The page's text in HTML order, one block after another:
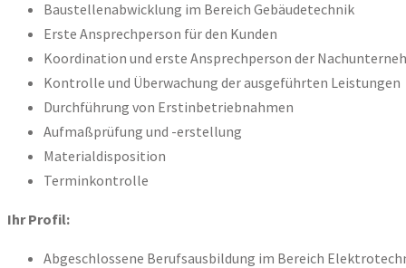
Baustellenabwicklung im Bereich Gebäudetechnik
Erste Ansprechperson für den Kunden
Koordination und erste Ansprechperson der
Kontrolle und Überwachung der ausgeführten Leistungen
Durchführung von Erstinbetriebnahmen
Aufmaßprüfung und -erstellung
Materialdisposition
Terminkontrolle
Ihr Profil:
Abgeschlossene Berufsausbildung im Bereich